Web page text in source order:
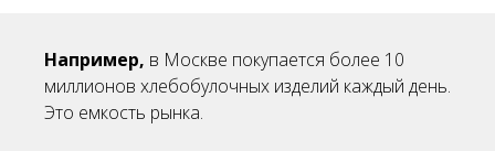
Например, в Москве покупается более 10
миллионов хлебобулочных изделий каждый день.
Это емкость рынка.